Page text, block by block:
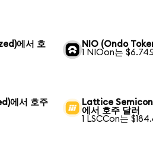
에서 호
NIO (Ondo
1 NIOon는 $6.74
에서 호주
Lattice
에서 호주 달러
1 LSCCon는